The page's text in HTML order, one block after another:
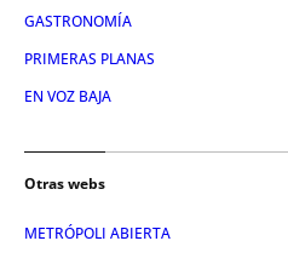
GASTRONOMÍA
PRIMERAS PLANAS
EN VOZ BAJA
Otras webs
METRÓPOLI ABIERTA